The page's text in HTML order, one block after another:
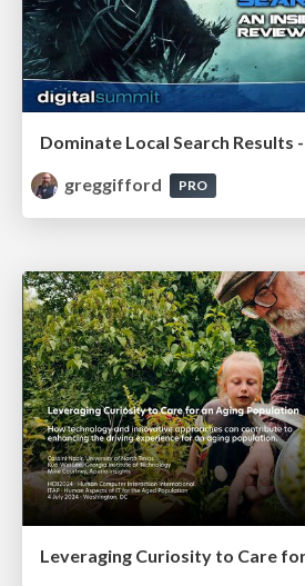
greggifford
PRO